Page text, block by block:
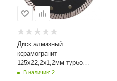
Диск алмазный
керамогранит
125х22,2х1,2мм турбо
Turbo Grand Thin Trio-
В наличии: 2